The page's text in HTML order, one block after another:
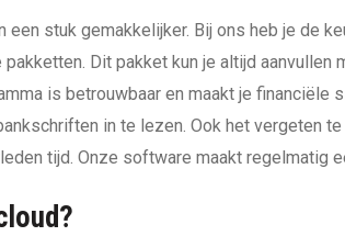
een stuk gemakkelijker. Bij ons heb je de
Dit pakket kun je altijd aanvullen
is betrouwbaar en maakt je financiële
in te lezen. Ook het vergeten
tijd. Onze software maakt regelmatig